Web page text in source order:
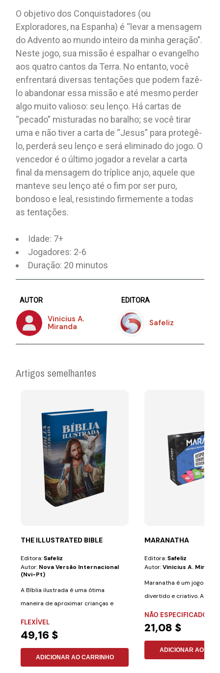
O objetivo dos Conquistadores (ou
Exploradores, na Espanha) é “levar a mensagem
do Advento ao mundo inteiro da minha geração”.
Neste jogo, sua missão é espalhar o evangelho
aos quatro cantos da Terra. No entanto, você
enfrentará diversas tentações que podem fazê-
lo abandonar essa missão e até mesmo perder
algo muito valioso: seu lenço. Há cartas de
“pecado” misturadas no baralho; se você tirar
uma e não tiver a carta de “Jesus” para protegê-
lo, perderá seu lenço e será eliminado do jogo. O
vencedor é o último jogador a revelar a carta
final da mensagem do tríplice anjo, aquele que
manteve seu lenço até o fim por ser puro,
bondoso e leal, resistindo firmemente a todas
as tentações.
Idade: 7+
Jogadores: 2-6
Duração: 20 minutos
AUTOR
Vinicius A.
Miranda
EDITORA
Safeliz
Artigos semelhantes
THE ILLUSTRATED BIBLE
Editora:Safeliz
Autor: Nova Versão Internacional
(nvi-Pt)
A Bíblia ilustrada é uma ótima
maneira de aproximar crianças e
adultos de um...
FLEXÍVEL
49,16 $
ADICIONAR AO CARRINHO
MARANATHA
Editora:Safeliz
Autor:Vinicius A. Miranda
Maranatha é um jogo de
divertido e criativo. A
NÃO ESPECIFICADO
21,08 $
ADICIONAR AO